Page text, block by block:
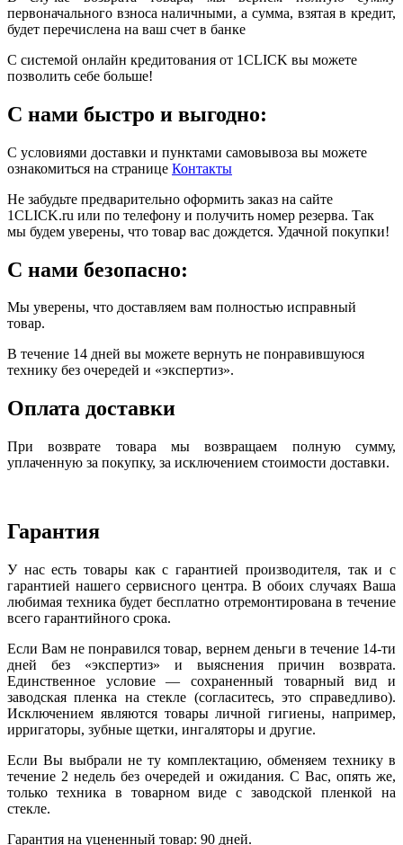
первоначального взноса наличными, а сумма, взятая в кредит,
будет перечислена на ваш счет в банке
С системой онлайн кредитования от 1CLICK вы можете
позволить себе больше!
С нами быстро и выгодно:
С условиями доставки и пунктами самовывоза вы можете
ознакомиться на странице Контакты
Не забудьте предварительно оформить заказ на сайте
1CLICK.ru или по телефону и получить номер резерва. Так
мы будем уверены, что товар вас дождется. Удачной покупки!
С нами безопасно:
Мы уверены, что доставляем вам полностью исправный
товар.
В течение 14 дней вы можете вернуть не понравившуюся
технику без очередей и «экспертиз».
Оплата доставки
При возврате товара мы возвращаем полную сумму,
уплаченную за покупку, за исключением стоимости доставки.
Гарантия
У нас есть товары как с гарантией производителя, так и с
гарантией нашего сервисного центра. В обоих случаях Ваша
любимая техника будет бесплатно отремонтирована в течение
всего гарантийного срока.
Если Вам не понравился товар, вернем деньги в течение 14-ти
дней без «экспертиз» и выяснения причин возврата.
Единственное условие — сохраненный товарный вид и
заводская пленка на стекле (согласитесь, это справедливо).
Исключением являются товары личной гигиены, например,
ирригаторы, зубные щетки, ингаляторы и другие.
Если Вы выбрали не ту комплектацию, обменяем технику в
течение 2 недель без очередей и ожидания. С Вас, опять же,
только техника в товарном виде с заводской пленкой на
стекле.
Гарантия на уцененный товар: 90 дней.